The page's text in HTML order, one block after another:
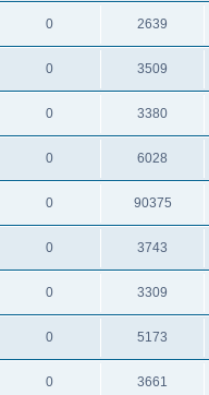
0 2639
0 3509
0 3380
0 6028
0 90375
0 3743
0 3309
0 5173
0 3661